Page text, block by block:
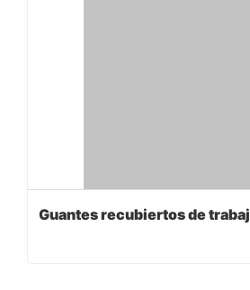
Guantes recubiertos de